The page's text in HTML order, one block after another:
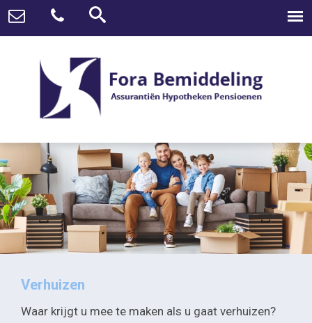
Verhuizen
Waar krijgt u mee te maken als u gaat verhuizen?